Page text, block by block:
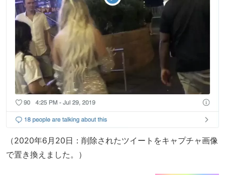
（2020年6月20日：削除されたツイートをキャプチャ画像
で置き換えました。）